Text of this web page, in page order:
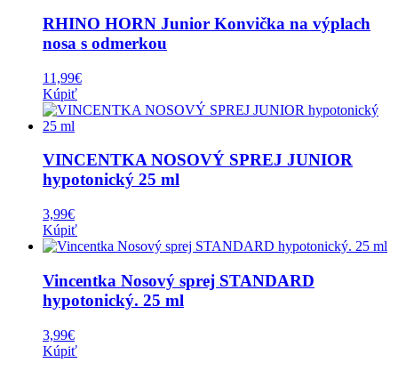
RHINO HORN Junior Konvička na výplach
nosa s odmerkou
11,99€
Kúpiť
VINCENTKA NOSOVÝ SPREJ JUNIOR
hypotonický 25 ml
3,99€
Kúpiť
Vincentka Nosový sprej STANDARD
hypotonický. 25 ml
3,99€
Kúpiť